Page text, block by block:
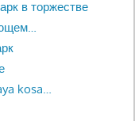
в торжестве
kosa…